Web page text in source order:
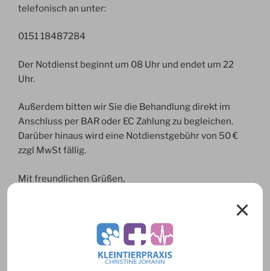
telefonisch an unter:
0151 18487284
Der Notdienst beginnt um 08 Uhr und endet um 22
Uhr.
Außerdem bitten wir Sie die Behandlung direkt im
Anschluss per BAR oder EC Zahlung zu begleichen.
Darüber hinaus wird eine Notdienstgebühr von 50 €
zzgl MwSt fällig.
Mit freundlichen Grüßen,
NEUESTE BEITRÄGE